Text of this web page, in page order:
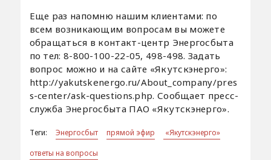
Еще раз напомню нашим клиентами: по
всем возникающим вопросам вы можете
обращаться в контакт-центр Энергосбыта
по тел: 8-800-100-22-05, 498-498. Задать
вопрос можно и на сайте «Якутскэнерго»:
http://yakutskenergo.ru/About_company/pres
s-center/ask-questions.php. Сообщает пресс-
служба Энергосбыта ПАО «Якутскэнерго».
Теги: Энергосбыт прямой эфир
«Якутскэнерго»
ответы на вопросы